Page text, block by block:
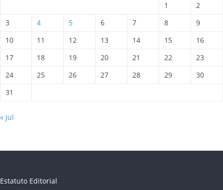
1
2
3
4 5 6 7 8
9
10
11 12 13 14 15
16
17
18 19 20 21 22
23
24
25 26 27 28 29
30
31
« Jul
Estatuto Editorial